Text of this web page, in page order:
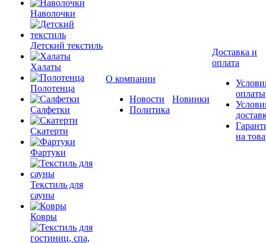
Наволочки
Детский текстиль
Халаты
Полотенца
Салфетки
Скатерти
Фартуки
Текстиль для
сауны
Ковры
О компании
Новости
Политика
Новинки
Доставка и
оплата
оплаты
на